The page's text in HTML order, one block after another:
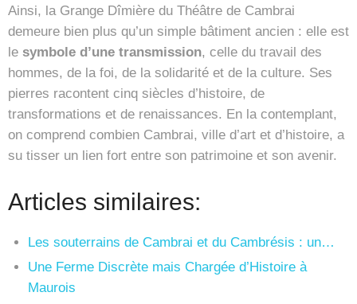
Ainsi, la Grange Dîmière du Théâtre de Cambrai
demeure bien plus qu’un simple bâtiment ancien : elle est
le symbole d’une transmission, celle du travail des
hommes, de la foi, de la solidarité et de la culture. Ses
pierres racontent cinq siècles d’histoire, de
transformations et de renaissances. En la contemplant,
on comprend combien Cambrai, ville d’art et d’histoire, a
su tisser un lien fort entre son patrimoine et son avenir.
Articles similaires:
Les souterrains de Cambrai et du Cambrésis : un…
Une Ferme Discrète mais Chargée d’Histoire à
Maurois